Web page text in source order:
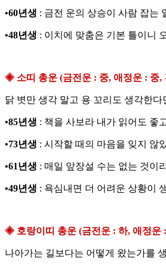
•60년생 : 금전 운의 상승이 사람 잡는
•48년생 : 이치에 맞춤은 기본 틀이니
◈ 소띠 총운 (금전운 : 중, 애정운 : 중,
닭 볏만 생각 말고 용 꼬리도 생각한
•85년생 : 책을 사보라 내가 읽어도 좋
•73년생 : 시작할 때의 마음을 잊지 않
•61년생 : 매일 앞장설 수는 없는 것이
•49년생 : 욕심내면 더 어려운 상황이
◈ 호랑이띠 총운 (금전운 : 하, 애정운
나아가는 길보다는 어떻게 왔는가를